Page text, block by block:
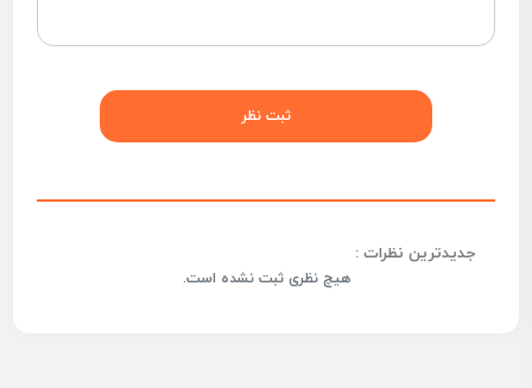
جدیدترین نظرات :
هیچ نظری ثبت نشده است.